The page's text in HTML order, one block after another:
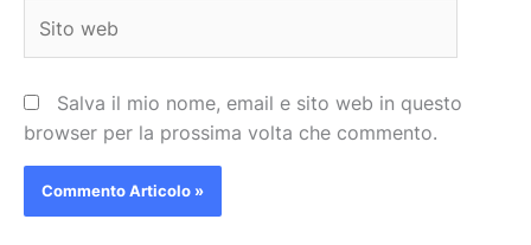
web
Salva il mio nome, email e sito web in questo
browser per la prossima volta che commento.